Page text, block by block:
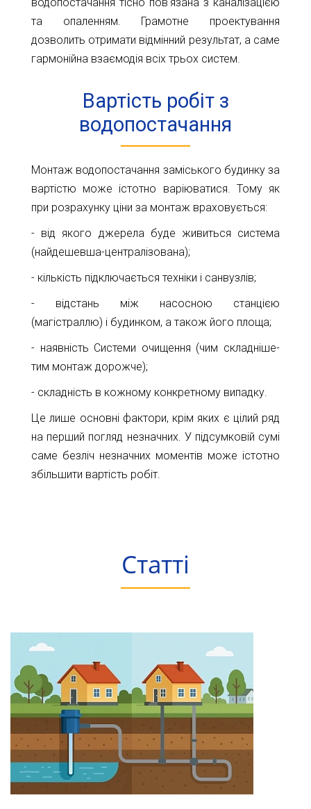
та опаленням. Грамотне проектування
дозволить отримати відмінний результат, а саме
гармонійна взаємодія всіх трьох систем.
Вартість робіт з
водопостачання
Монтаж водопостачання заміського будинку за
вартістю може істотно варіюватися. Тому як
при розрахунку ціни за монтаж враховується:
- від якого джерела буде живиться система
(найдешевша-централізована);
- кількість підключається техніки і санвузлів;
- відстань між насосною станцією
(магістраллю) і будинком, а також його площа;
- наявність Системи очищення (чим складніше-
тим монтаж дорожче);
- складність в кожному конкретному випадку.
Це лише основні фактори, крім яких є цілий ряд
на перший погляд незначних. У підсумковій сумі
саме безліч незначних моментів може істотно
збільшити вартість робіт.
Статті